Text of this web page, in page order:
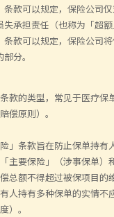
条款可以规定，保险公司
承担责任（也称为「超额
条款可以规定，保险公司
分。
款的类型，常见于医疗保
偿原则）。
」条款旨在防止保单持有
主要保险」（涉事保单）
总额不得超过被保项目的
人持有多种保单的实情不
）。